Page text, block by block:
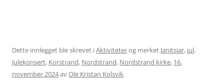
Dette innlegget ble skrevet iAktiviteterog merket Janitsjar, jul,
Julekonsert, Korstrand, Nordstrand, Nordstrand kirke, 16.
november 2024avOle Kristan Kolsvik.